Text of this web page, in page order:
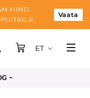
HIND.
Vaata
ET